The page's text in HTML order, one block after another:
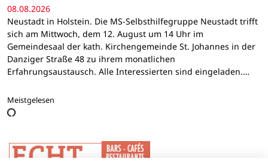
08.08.2026
Neustadt in Holstein. Die MS-Selbsthilfegruppe Neustadt trifft
sich am Mittwoch, dem 12. August um 14 Uhr im
Gemeindesaal der kath. Kirchengemeinde St. Johannes in der
Danziger Straße 48 zu ihrem monatlichen
Erfahrungsaustausch. Alle Interessierten sind eingeladen.…
Meistgelesen